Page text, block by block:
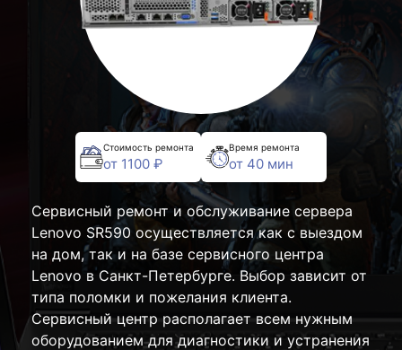
Стоимость ремонта
от 1100 ₽
Время ремонта
от 40 мин
Сервисный ремонт и обслуживание сервера
Lenovo SR590 осуществляется как с выездом
на дом, так и на базе сервисного центра
Lenovo в Санкт-Петербурге. Выбор зависит от
типа поломки и пожелания клиента.
Сервисный центр располагает всем нужным
оборудованием для диагностики и устранения